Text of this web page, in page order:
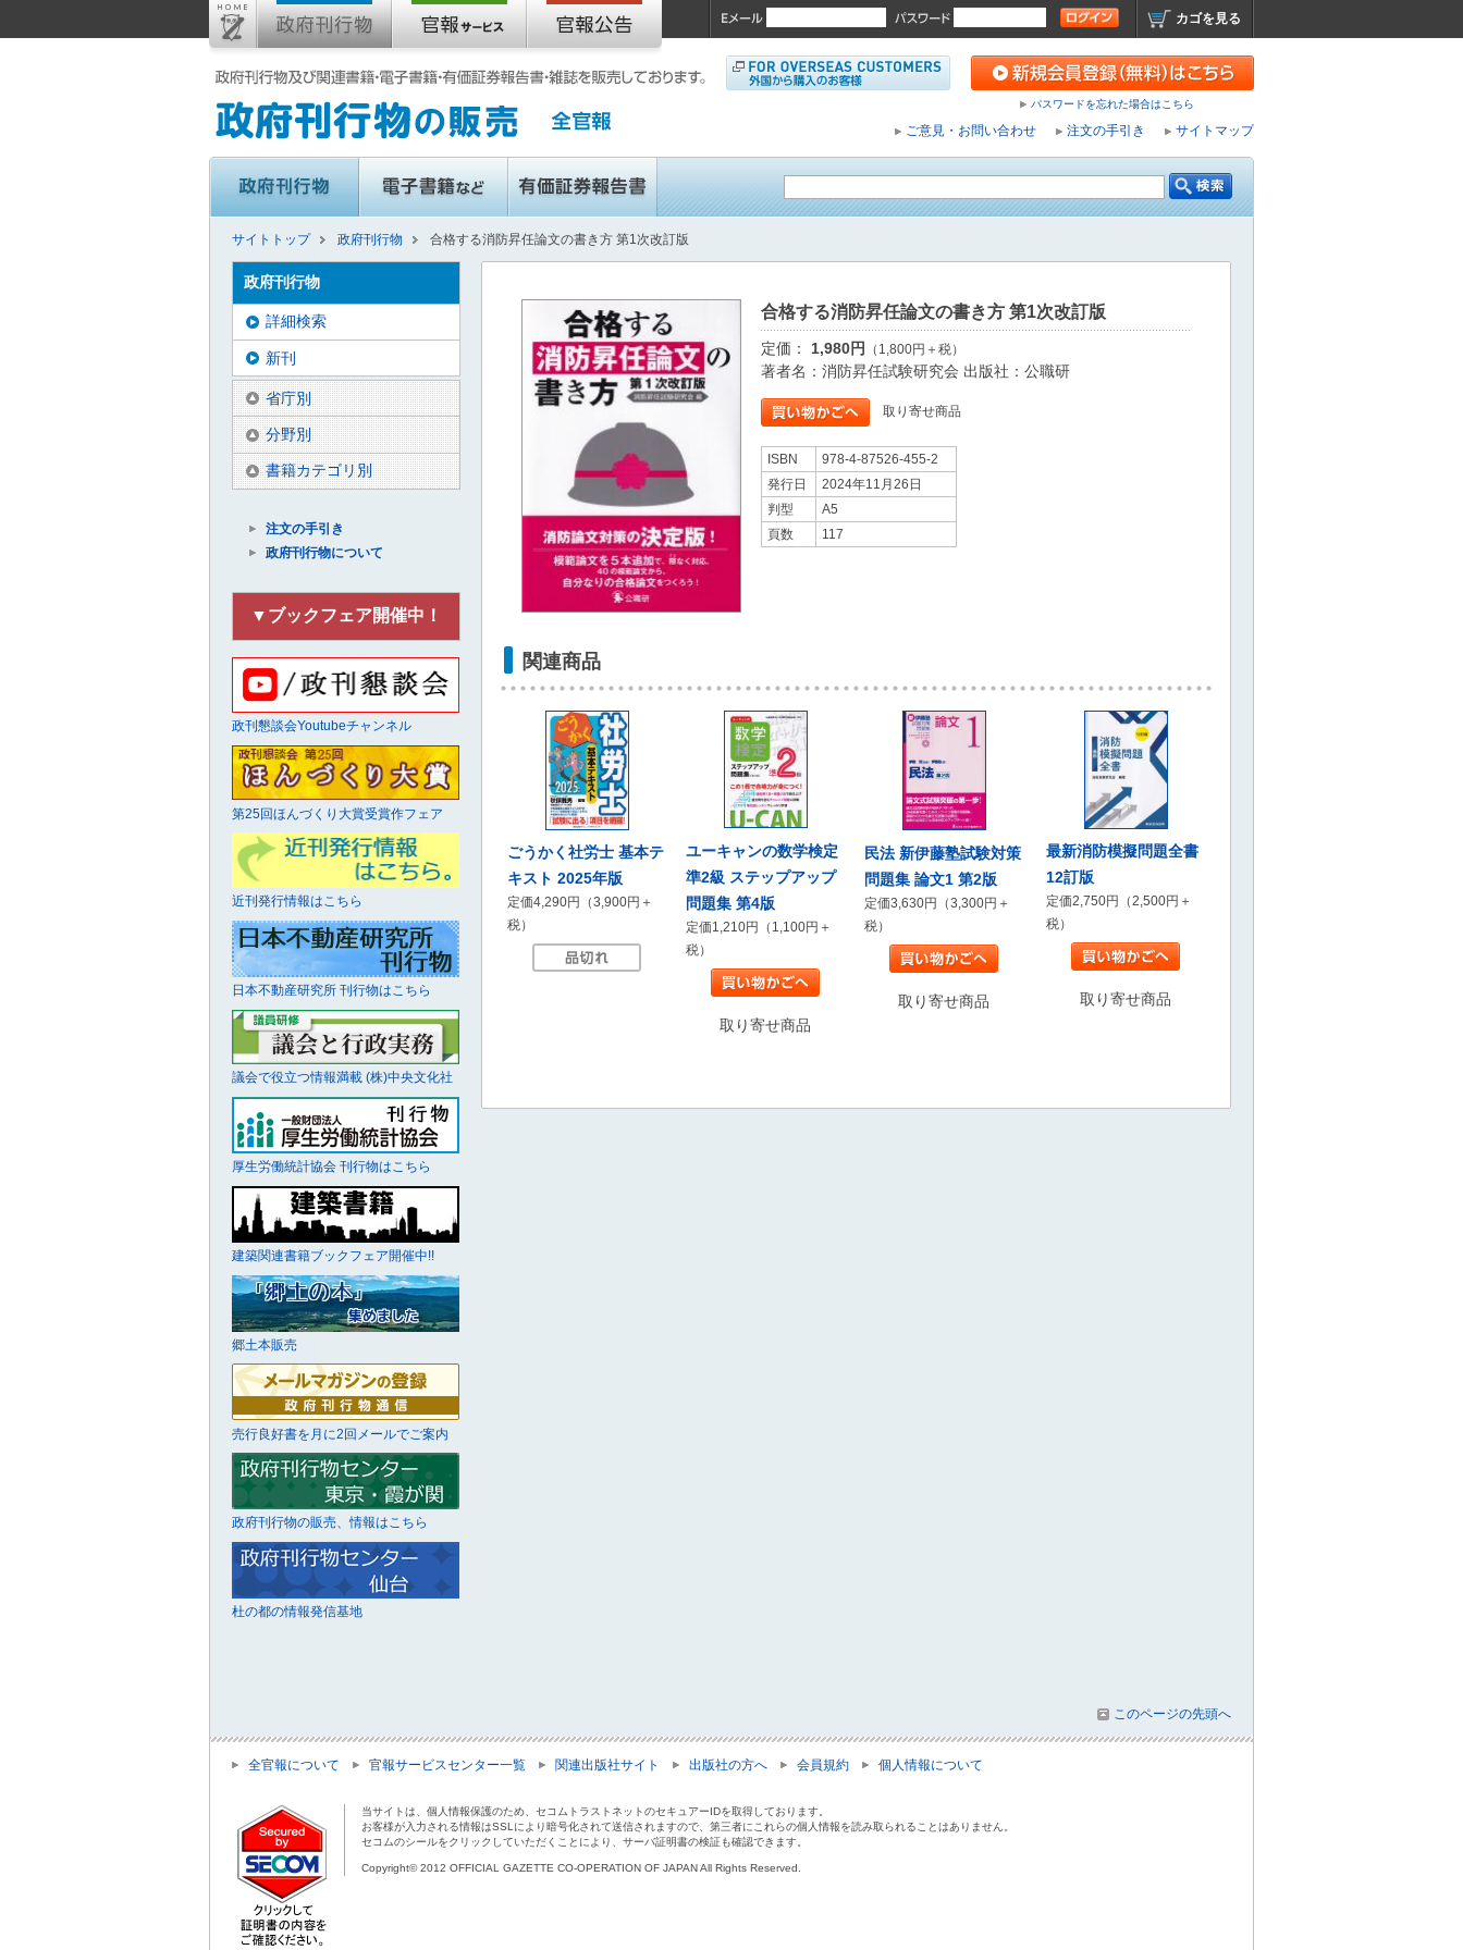
カゴを見る
パスワードを忘れた場合はこちら
ご意見・お問い合わせ 注文の手引き サイトマップ
サイトトップ 政府刊行物 合格する消防昇任論文の書き方 第1次改訂版
合格する消防昇任論文の書き方 第1次改訂版
定価： 1,980円 （1,800円＋税）
著者名：消防昇任試験研究会 出版社：公職研
取り寄せ商品
ISBN
978-4-87526-455-2
発行日
2024年11月26日
判型
A5
頁数
117
関連商品
ごうかく社労士 基本テ
キスト 2025年版
定価4,290円（3,900円＋
税）
ユーキャンの数学検定
準2級 ステップアップ
問題集 第4版
定価1,210円（1,100円＋
税）
取り寄せ商品
民法 新伊藤塾試験対策
問題集 論文1 第2版
定価3,630円（3,300円＋
税）
取り寄せ商品
最新消防模擬問題全書
12訂版
定価2,750円（2,500円＋
税）
取り寄せ商品
政府刊行物
詳細検索
新刊
省庁別
分野別
書籍カテゴリ別
注文の手引き
政府刊行物について
▼ブックフェア開催中！
政刊懇談会Youtubeチャンネル
第25回ほんづくり大賞受賞作フェア
近刊発行情報はこちら
日本不動産研究所 刊行物はこちら
議会で役立つ情報満載 (株)中央文化社
厚生労働統計協会 刊行物はこちら
建築関連書籍ブックフェア開催中!!
郷土本販売
売行良好書を月に2回メールでご案内
政府刊行物の販売、情報はこちら
杜の都の情報発信基地
このページの先頭へ
全官報について 官報サービスセンター一覧 関連出版社サイト 出版社の方へ 会員規約 個人情報について
当サイトは、個人情報保護のため、セコムトラストネットのセキュアーIDを取得しております。
お客様が入力される情報はSSLにより暗号化されて送信されますので、第三者にこれらの個人情報を読み取られることはありません。
セコムのシールをクリックしていただくことにより、サーバ証明書の検証も確認できます。
Copyright© 2012 OFFICIAL GAZETTE CO-OPERATION OF JAPAN All Rights Reserved.